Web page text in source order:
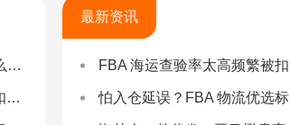
”
最新资讯
FBA 海运查验率太高频繁被扣货，如何选择低查验物流货代？
怕入仓延误？FBA 物流优选标准：自营仓 + 自有车队是核心硬指标